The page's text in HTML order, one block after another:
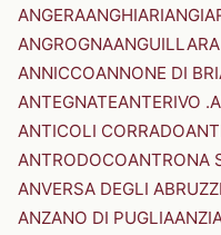
ANGERAANGHIARI
ANGROGNA
ANNICCOANNONE DI
ANTEGNATEANTERIVO
ANTICOLI CORRADO
ANTRODOCOANTRONA
ANVERSA DEGLI ABRUZZI
ANZANO DI PUGLIAANZI